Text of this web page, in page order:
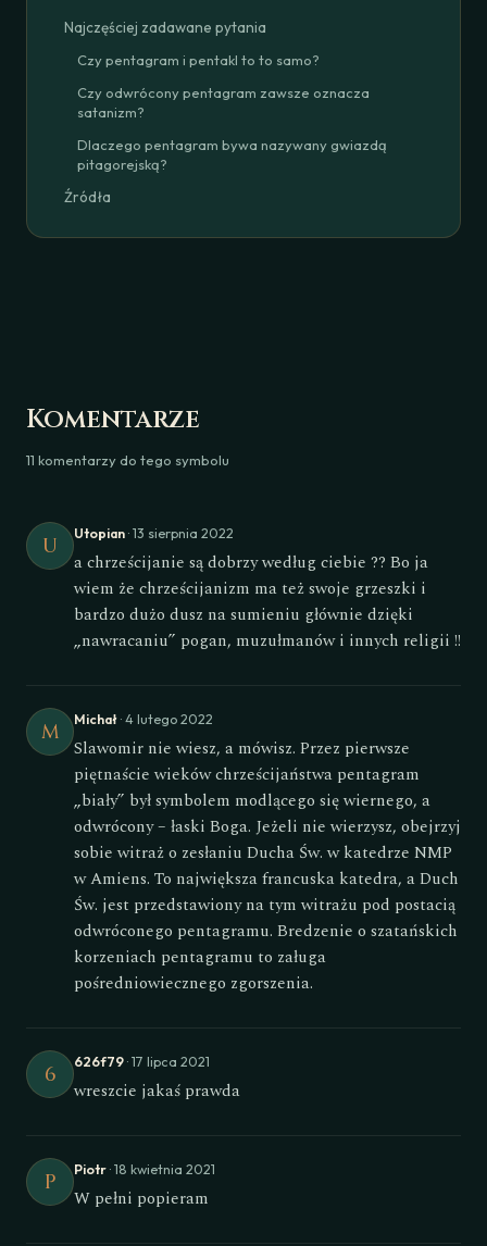
Najczęściej zadawane pytania
Czy pentagram i pentakl to to samo?
Czy odwrócony pentagram zawsze oznacza
satanizm?
Dlaczego pentagram bywa nazywany gwiazdą
pitagorejską?
Źródła
Komentarze
11 komentarzy do tego symbolu
U Utopian· 13 sierpnia 2022
a chrześcijanie są dobrzy według ciebie ?? Bo ja
wiem że chrześcijanizm ma też swoje grzeszki i
bardzo dużo dusz na sumieniu głównie dzięki
„nawracaniu” pogan, muzułmanów i innych religii !!
M Michał· 4 lutego 2022
Slawomir nie wiesz, a mówisz. Przez pierwsze
piętnaście wieków chrześcijaństwa pentagram
„biały” był symbolem modlącego się wiernego, a
odwrócony – łaski Boga. Jeżeli nie wierzysz, obejrzyj
sobie witraż o zesłaniu Ducha Św. w katedrze NMP
w Amiens. To największa francuska katedra, a Duch
Św. jest przedstawiony na tym witrażu pod postacią
odwróconego pentagramu. Bredzenie o szatańskich
korzeniach pentagramu to załuga
pośredniowiecznego zgorszenia.
6 626f79· 17 lipca 2021
wreszcie jakaś prawda
P Piotr· 18 kwietnia 2021
W pełni popieram